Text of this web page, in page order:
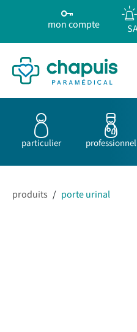
mon compte
particulier professionnel
produits / porte urinal